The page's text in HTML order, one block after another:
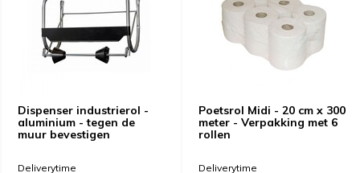
Dispenser industrierol -
aluminium - tegen de
muur bevestigen
Deliverytime
Poetsrol Midi - 20 cm x 300
meter - Verpakking met 6
rollen
Deliverytime